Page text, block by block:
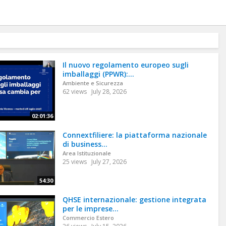
02:01:36
Il nuovo regolamento europeo sugli
imballaggi (PPWR):...
Ambiente e Sicurezza
62 views July 28, 2026
54:30
Connextfiliere: la piattaforma nazionale
di business...
Area Istituzionale
25 views July 27, 2026
QHSE internazionale: gestione integrata
per le imprese...
Commercio Estero